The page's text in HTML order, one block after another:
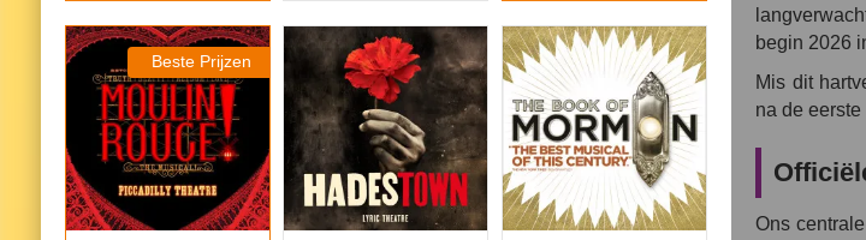
begin 2026
Mis dit
na de
Ons
Beste Prijzen
Moulin Rouge! The
Musical
Hadestown The Book of Mormon